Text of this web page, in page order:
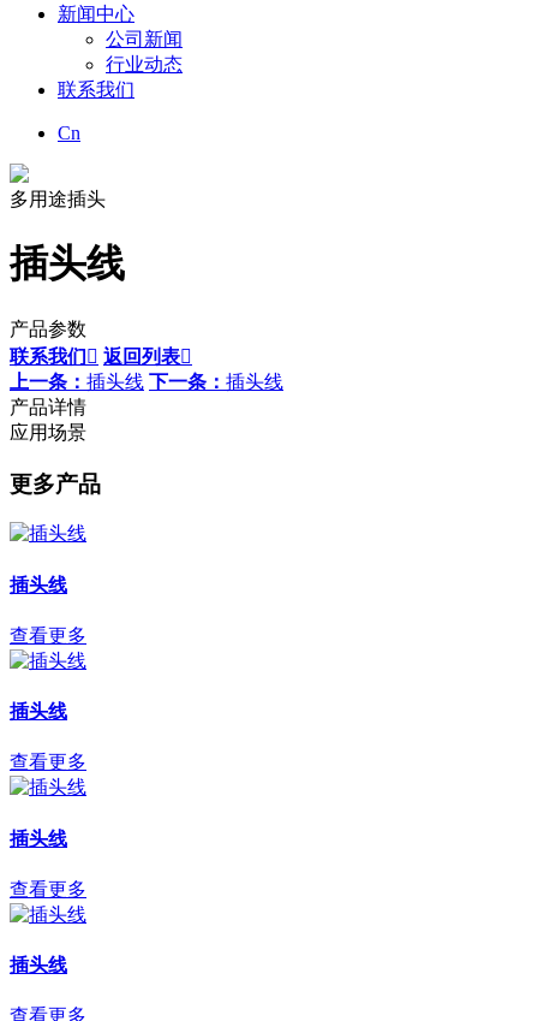
新闻中心
公司新闻
行业动态
联系我们
Cn
多用途插头
插头线
产品参数
联系我们  返回列表
上一条： 插头线 下一条： 插头线
产品详情
应用场景
更多产品
插头线
查看更多
插头线
查看更多
插头线
查看更多
插头线
查看更多